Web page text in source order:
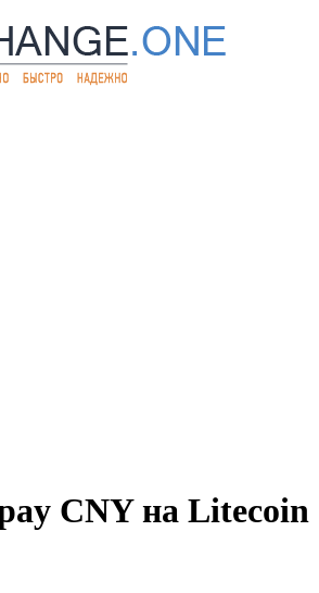
CNY на Litecoin